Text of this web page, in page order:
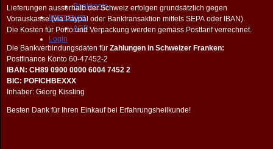
Bankkonto
Impressum
AGB
Login
Lieferungen ausserhalb der Schweiz erfolgen grundsätzlich gegen
Vorauskasse (via Paypal oder Banktransaktion mittels SEPA oder IBAN).
Die Kosten für Porto und Verpackung werden gemäss Posttarif verrechnet.
Die Bankverbindungsdaten für Zahlungen in Schweizer Franken:
Postfinance Konto 60-47452-2
IBAN: CH89 0900 0000 6004 7452 2
BIC: POFICHBEXXX
Inhaber: Georg Kissling
Besten Dank für Ihren Einkauf bei Erfahrungsheilkunde!